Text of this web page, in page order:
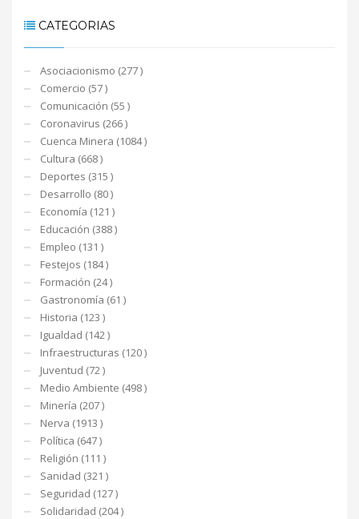
CATEGORIAS
Asociacionismo (277 )
Comercio (57 )
Comunicación (55 )
Coronavirus (266 )
Cuenca Minera (1084 )
Cultura (668 )
Deportes (315 )
Desarrollo (80 )
Economía (121 )
Educación (388 )
Empleo (131 )
Festejos (184 )
Formación (24 )
Gastronomía (61 )
Historia (123 )
Igualdad (142 )
Infraestructuras (120 )
Juventud (72 )
Medio Ambiente (498 )
Minería (207 )
Nerva (1913 )
Política (647 )
Religión (111 )
Sanidad (321 )
Seguridad (127 )
Solidaridad (204 )